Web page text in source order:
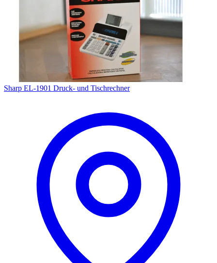
Sharp EL-1901 Druck- und Tischrechner